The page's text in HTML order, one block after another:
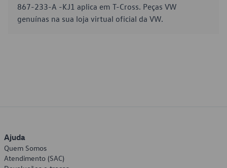
867-233-A -KJ1 aplica em T-Cross. Peças VW
genuínas na sua loja virtual oficial da VW.
Ajuda
Quem Somos
Atendimento (SAC)